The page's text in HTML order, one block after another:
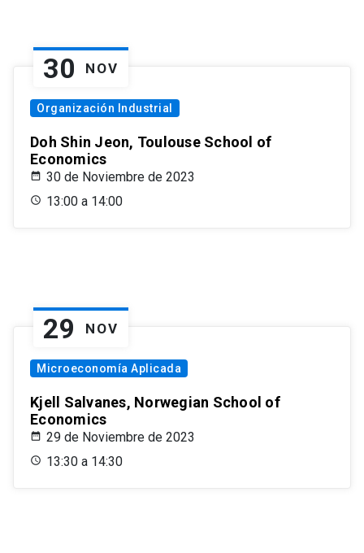
30 NOV
Organización Industrial
Doh Shin Jeon, Toulouse School of
Economics
30 de Noviembre de 2023
13:00 a 14:00
29 NOV
Microeconomía Aplicada
Kjell Salvanes, Norwegian School of
Economics
29 de Noviembre de 2023
13:30 a 14:30